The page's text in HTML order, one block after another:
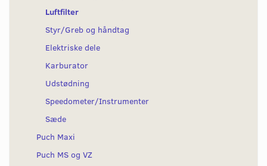
Luftfilter
Styr/Greb og håndtag
Elektriske dele
Karburator
Udstødning
Speedometer/Instrumenter
Sæde
Puch Maxi
Puch MS og VZ